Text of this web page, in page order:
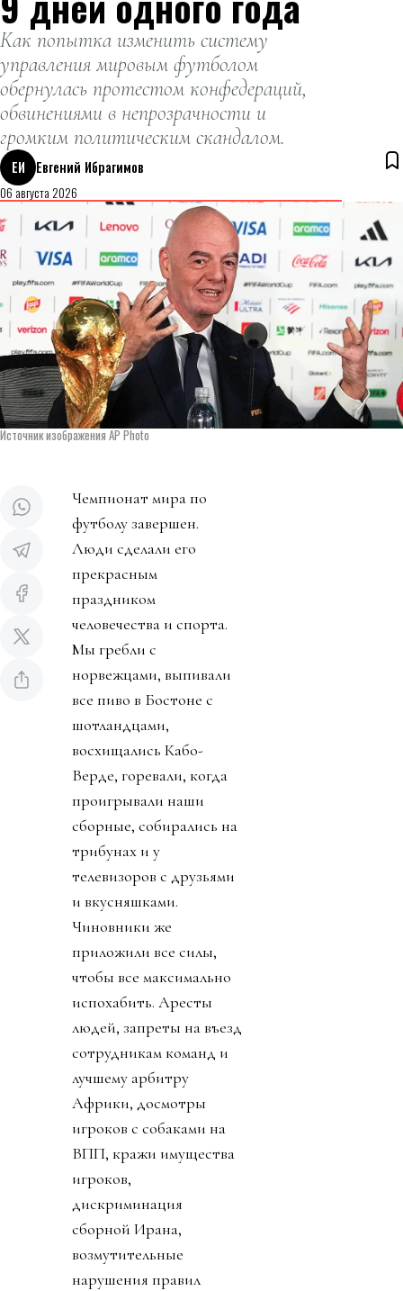
Как попытка изменить систему
управления мировым футболом
обернулась протестом конфедераций,
обвинениями в непрозрачности и
громким политическим скандалом.
ЕИ
Евгений Ибрагимов
06 августа 2026
Источник изображения AP Photo
Чемпионат мира по
футболу завершен.
Люди сделали его
прекрасным
праздником
человечества и спорта.
Мы гребли с
норвежцами, выпивали
все пиво в Бостоне с
шотландцами,
восхищались Кабо-
Верде, горевали, когда
проигрывали наши
сборные, собирались на
трибунах и у
телевизоров с друзьями
и вкусняшками.
Чиновники же
приложили все силы,
чтобы все максимально
испохабить. Аресты
людей, запреты на въезд
сотрудникам команд и
лучшему арбитру
Африки, досмотры
игроков с собаками на
ВПП, кражи имущества
игроков,
дискриминация
сборной Ирана,
возмутительные
нарушения правил